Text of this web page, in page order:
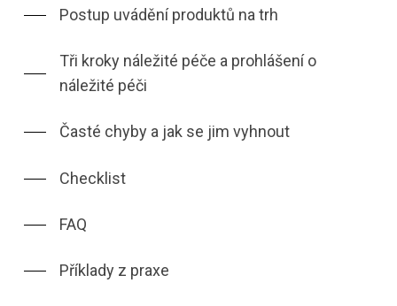
Postup uvádění produktů na trh
Tři kroky náležité péče a prohlášení o
náležité péči
Časté chyby a jak se jim vyhnout
Checklist
FAQ
Příklady z praxe